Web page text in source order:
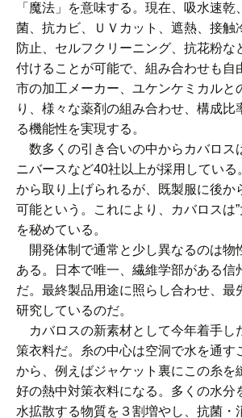
「魔法」を意味する。現在、吸水速
菌、抗カビ、ＵＶカット、遮熱、接触
防止、セルフクリーニング、抗花粉な
付けることが可能で、組み合わせも自
市の加工メーカー、ユケンケミカルと
り、様々な薬剤の組み合わせ、構成比
る機能性を実現する。
数多くの引き合いの中からカバロス
ニバースなど40社以上が採用している
から取り上げられるが、既製服に後か
可能という。これにより、カバロスは
を秘めている。
開発体制で通常と少し異なるのは物
ある。日本で唯一、繊維学部がある信
だ。最終製品用途に照らし合わせ、最
研究しているのだ。
カバロスの新素材として今年着手し
策衣料だ。糸の中心は空洞で水を通す
から、例えばジャケット裏にこの糸を
好の熱中対策衣料になる。多くの水分
水拡散する物質を３割増やし、抗菌・